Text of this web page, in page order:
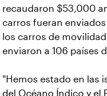
recaudaron $53,000
carros fueran
los carros de
enviaron a 106 países
"Hemos estado en las
del Océano Índico y el